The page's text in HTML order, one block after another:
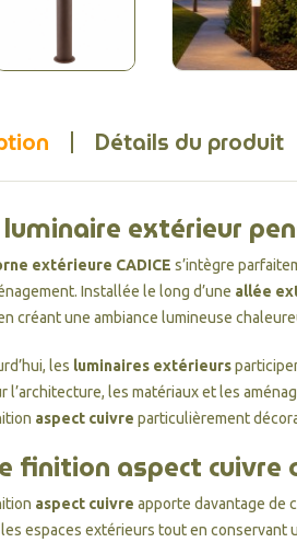
Détails du produit
luminaire extérieur
extérieure CADICE s’intègre
Installée le long d’une allée
créant une ambiance lumineuse
les luminaires extérieurs
l’architecture, les matériaux et les
aspect cuivre particulièrement
finition aspect cuivre
aspect cuivre apporte davantage de
espaces extérieurs tout en